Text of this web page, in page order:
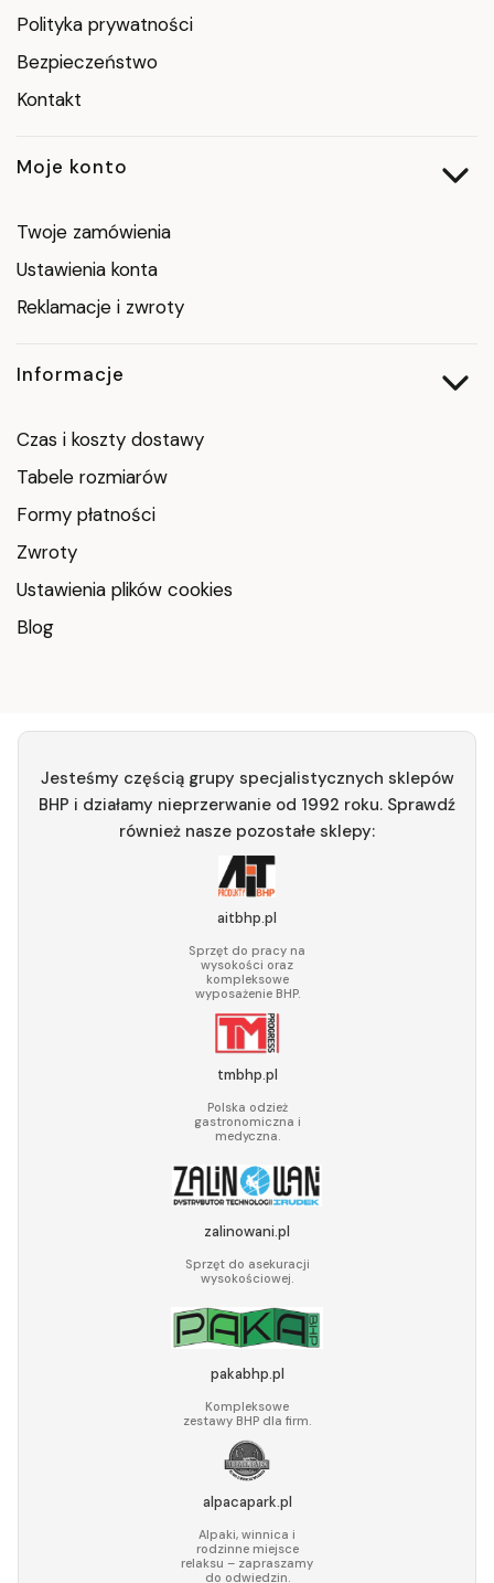
Polityka prywatności
Bezpieczeństwo
Kontakt
Moje konto
Twoje zamówienia
Ustawienia konta
Reklamacje i zwroty
Informacje
Czas i koszty dostawy
Tabele rozmiarów
Formy płatności
Zwroty
Ustawienia plików cookies
Blog
Jesteśmy częścią grupy specjalistycznych sklepów
BHP i działamy nieprzerwanie od 1992 roku. Sprawdź
również nasze pozostałe sklepy:
aitbhp.pl
Sprzęt do pracy na
wysokości oraz
kompleksowe
wyposażenie BHP.
tmbhp.pl
Polska odzież
gastronomiczna i
medyczna.
zalinowani.pl
Sprzęt do asekuracji
wysokościowej.
pakabhp.pl
Kompleksowe
zestawy BHP dla firm.
alpacapark.pl
Alpaki, winnica i
rodzinne miejsce
relaksu – zapraszamy
do odwiedzin.